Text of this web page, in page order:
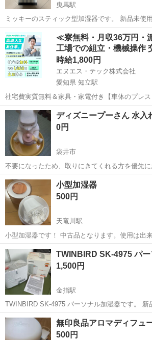
曳馬駅
ミッキーのスティック型加湿器です。 新品未使
ています。 ペットボトルやマグカップを使い、
デスクの上などで使えます。 新品未使用品ですが自宅保管の為ご理解
頂ける方のみでお願いいたします。
曳馬駅 季節、空調家電
≪寮無料・月収36万円・
工場での組立・機械操作
時給1,800円
エヌエス・テック株式会社
愛知県 知立駅
社宅費実質無料＆家具・家電付き【車体のプレス
塗装・検査】未経験でも時給1,800円 車体のプレス・部品の取り付
け・塗装・検査 車体のプレス・部品の取り付け
工程に分かれて作業を担当します...
愛知 刈谷市 知立駅 その他
ディズニープーさん 水入
0円
袋井市
不要になったため、取りにきてくれる方を優先に
な汚れありますが仕様には問題ありません
静岡 袋井市 季節、空調家電
小型加湿器
500円
天竜川駅
小型加湿器です！ 中古品となります。使用は出来ます。 多少の汚れは
ご容赦くださいませ。 ◎受け渡し日時 平日夜→18時以降 土日→ご相
談 ◎場所 マム天王店 五味八珍天王店 他 要相
静岡 浜松市 季節、空調家電
TWINBIRD SK-4975 パ
1,500円
金指駅
TWINBIRD SK-4975 パーソナル加湿器です。 新
明書付きです。 スチーム式、タンク容量約1.6リ
付きです。 水がなくなると自動で停止します。 直接引取り、または着
払いでの...
静岡 浜松市 金指駅 季節、空調家電
無印良品アロマディフュ
500円